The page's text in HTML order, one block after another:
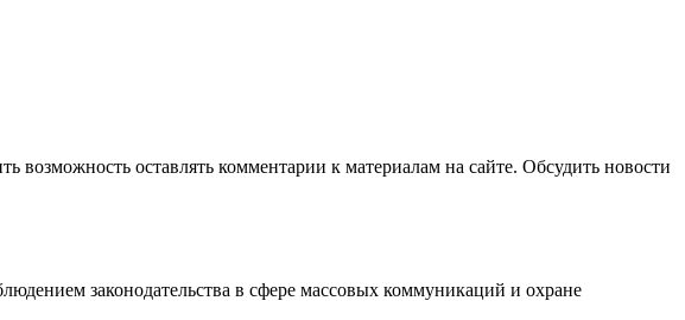
оставлять комментарии к материалам на сайте. Обсудить новости
законодательства в сфере массовых коммуникаций и охране